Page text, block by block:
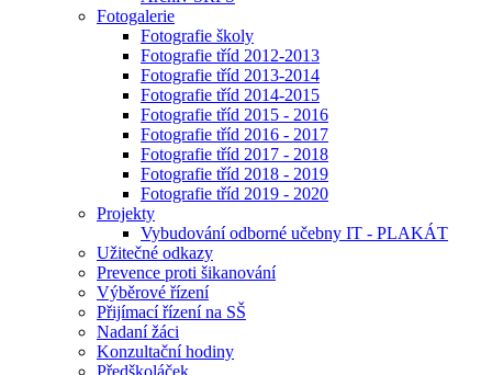
Fotogalerie
Fotografie školy
Fotografie tříd 2012-2013
Fotografie tříd 2013-2014
Fotografie tříd 2014-2015
Fotografie tříd 2015 - 2016
Fotografie tříd 2016 - 2017
Fotografie tříd 2017 - 2018
Fotografie tříd 2018 - 2019
Fotografie tříd 2019 - 2020
Projekty
Vybudování odborné učebny IT - PLAKÁT
Užitečné odkazy
Prevence proti šikanování
Výběrové řízení
Přijímací řízení na SŠ
Nadaní žáci
Konzultační hodiny
Předškoláček